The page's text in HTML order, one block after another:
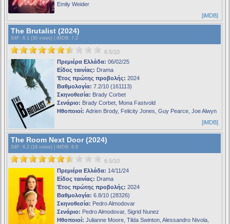
Emily Weider
[iMDB]
The Brutalist (2024)
S4F : 6.1 (30 votes) | iMDB: 7.2
6.5/10
Πρεμιέρα Ελλάδα: 06/02/25
Είδος ταινίας: Drama
Έτος πρώτης προβολής: 2024
Βαθμολογία: 7.2/10 (161113)
Σκηνοθεσία: Brady Corbet
Σενάριο: Brady Corbet, Mona Fastvold
Ηθοποιοί: Adrien Brody, Felicity Jones, Guy Pearce, Joe Alwyn
[iMDB]
The Room Next Door (2024)
S4F : 6.2 (18 votes) | iMDB: 6.8
6.5/10
Πρεμιέρα Ελλάδα: 14/11/24
Είδος ταινίας: Drama
Έτος πρώτης προβολής: 2024
Βαθμολογία: 6.8/10 (28326)
Σκηνοθεσία: Pedro Almodovar
Σενάριο: Pedro Almodovar, Sigrid Nunez
Ηθοποιοί: Julianne Moore, Tilda Swinton, Alessandro Nivola,